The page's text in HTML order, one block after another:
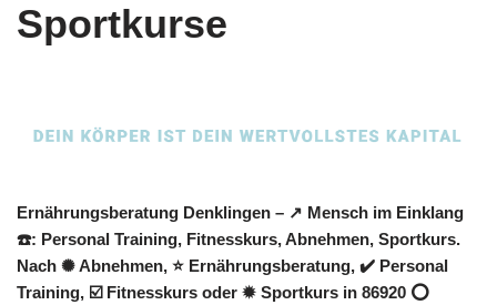
Sportkurse
Ernährungsberatung Denklingen – ↗️ Mensch im Einklang
☎️: Personal Training, Fitnesskurs, Abnehmen, Sportkurs.
Nach ✺ Abnehmen, ⭐ Ernährungsberatung, ✔️ Personal
Training, ☑️ Fitnesskurs oder ✹ Sportkurs in 86920 ⭕